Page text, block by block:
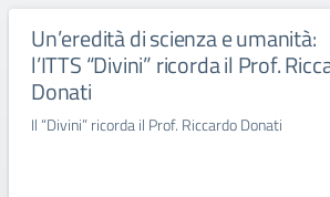
Un’eredità di scienza e umanità:
l’ITTS “Divini” ricorda il Prof.
Donati
Il “Divini” ricorda il Prof. Riccardo Donati